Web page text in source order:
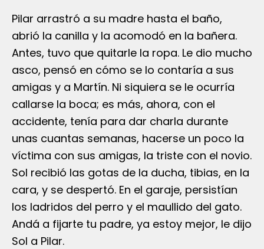
Pilar arrastró a su madre hasta el baño,
abrió la canilla y la acomodó en la bañera.
Antes, tuvo que quitarle la ropa. Le dio mucho
asco, pensó en cómo se lo contaría a sus
amigas y a Martín. Ni siquiera se le ocurría
callarse la boca; es más, ahora, con el
accidente, tenía para dar charla durante
unas cuantas semanas, hacerse un poco la
víctima con sus amigas, la triste con el novio.
Sol recibió las gotas de la ducha, tibias, en la
cara, y se despertó. En el garaje, persistían
los ladridos del perro y el maullido del gato.
Andá a fijarte tu padre, ya estoy mejor, le dijo
Sol a Pilar.